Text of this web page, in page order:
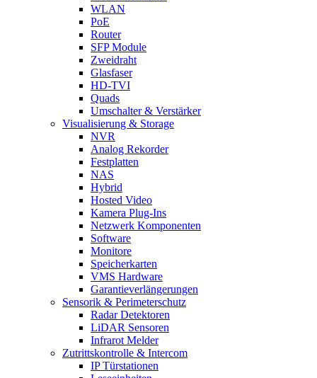
WLAN
PoE
Router
SFP Module
Zweidraht
Glasfaser
HD-TVI
Quads
Umschalter & Verstärker
Visualisierung & Storage
NVR
Analog Rekorder
Festplatten
NAS
Hybrid
Hosted Video
Kamera Plug-Ins
Netzwerk Komponenten
Software
Monitore
Speicherkarten
VMS Hardware
Garantieverlängerungen
Sensorik & Perimeterschutz
Radar Detektoren
LiDAR Sensoren
Infrarot Melder
Zutrittskontrolle & Intercom
IP Türstationen